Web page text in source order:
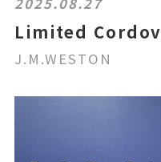
Limited
J.M.WESTON